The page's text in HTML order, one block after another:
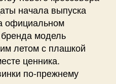
начала выпуска
официальном
бренда модель
летом с плашкой
ценника.
по-прежнему